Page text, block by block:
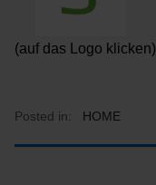
(auf das Logo klicken)
Posted in: HOME